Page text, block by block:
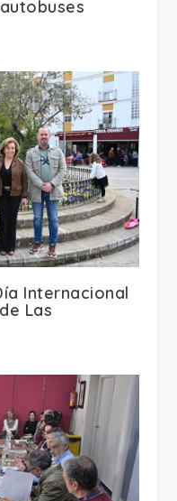
Internacional
Las